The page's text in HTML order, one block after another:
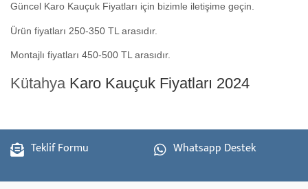
Güncel Karo Kauçuk Fiyatları için bizimle iletişime geçin.
Ürün fiyatları 250-350 TL arasıdır.
Montajlı fiyatları 450-500 TL arasıdır.
Kütahya Karo Kauçuk Fiyatları 2024
Teklif Formu Whatsapp Destek